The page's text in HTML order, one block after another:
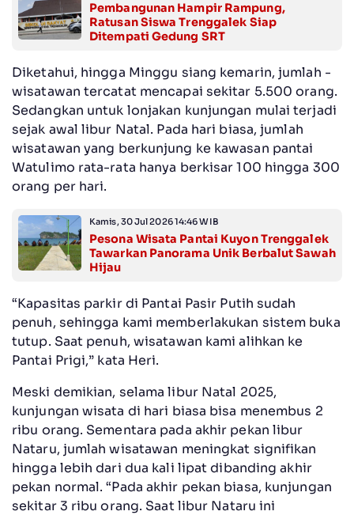
Pembangunan Hampir Rampung,
Ratusan Siswa Trenggalek Siap
Ditempati Gedung SRT
Diketahui, hingga Minggu siang kemarin, jumlah -
wisatawan tercatat mencapai sekitar 5.500 orang.
Sedangkan untuk lonjakan kunjungan mulai terjadi
sejak awal libur Natal. Pada hari biasa, jumlah
wisatawan yang berkunjung ke kawasan pantai
Watulimo rata-rata hanya berkisar 100 hingga 300
orang per hari.
Kamis, 30 Jul 2026 14:46 WIB
Pesona Wisata Pantai Kuyon Trenggalek
Tawarkan Panorama Unik Berbalut Sawah
Hijau
“Kapasitas parkir di Pantai Pasir Putih sudah
penuh, sehingga kami memberlakukan sistem buka
tutup. Saat penuh, wisatawan kami alihkan ke
Pantai Prigi,” kata Heri.
Meski demikian, selama libur Natal 2025,
kunjungan wisata di hari biasa bisa menembus 2
ribu orang. Sementara pada akhir pekan libur
Nataru, jumlah wisatawan meningkat signifikan
hingga lebih dari dua kali lipat dibanding akhir
pekan normal. “Pada akhir pekan biasa, kunjungan
sekitar 3 ribu orang. Saat libur Nataru ini